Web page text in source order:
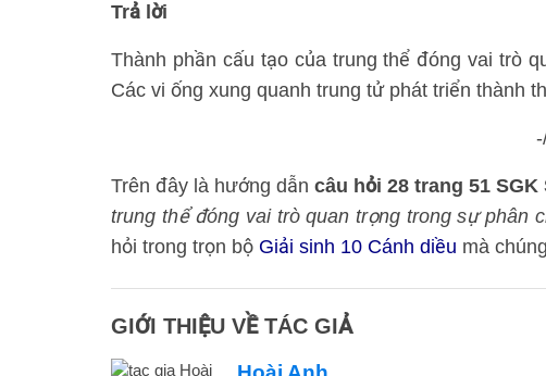
Trả lời
Thành phần cấu tạo của trung thể đóng vai trò
Các vi ống xung quanh trung tử phát triển thành
Trên đây là hướng dẫn câu hỏi 28 trang 51
trung thể đóng vai trò quan trọng trong sự phân
hỏi trong trọn bộ Giải sinh 10 Cánh diều mà
GIỚI THIỆU VỀ TÁC GIẢ